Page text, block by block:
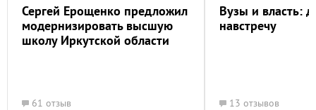
Сергей Ерощенко предложил
модернизировать высшую
школу Иркутской области
61 отзыв
Вузы и власть:
навстречу
13 отзывов